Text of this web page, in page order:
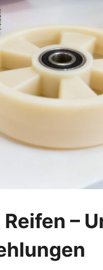
–